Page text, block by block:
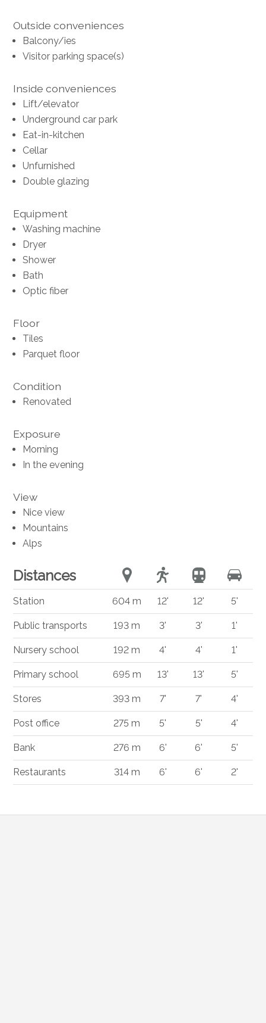
Outside conveniences
Balcony/ies
Visitor parking space(s)
Inside conveniences
Lift/elevator
Underground car park
Eat-in-kitchen
Cellar
Unfurnished
Double glazing
Equipment
Washing machine
Dryer
Shower
Bath
Optic fiber
Floor
Tiles
Parquet floor
Condition
Renovated
Exposure
Morning
In the evening
View
Nice view
Mountains
Alps
Distances
Station 604 m 12' 12' 5'
Public transports 193 m 3' 3' 1'
Nursery school 192 m 4' 4' 1'
Primary school 695 m 13' 13' 5'
Stores 393 m 7' 7' 4'
Post office 275 m 5' 5' 4'
Bank 276 m 6' 6' 5'
Restaurants 314 m 6' 6' 2'